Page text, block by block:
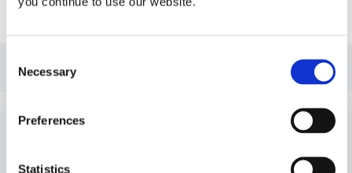
Selection
Necessary
Preferences
Statistics
Guía: Tecnología de curado por luz ultravioleta (ES)
Guía: Guía de selección de productos de Asia
(Asia|CN)